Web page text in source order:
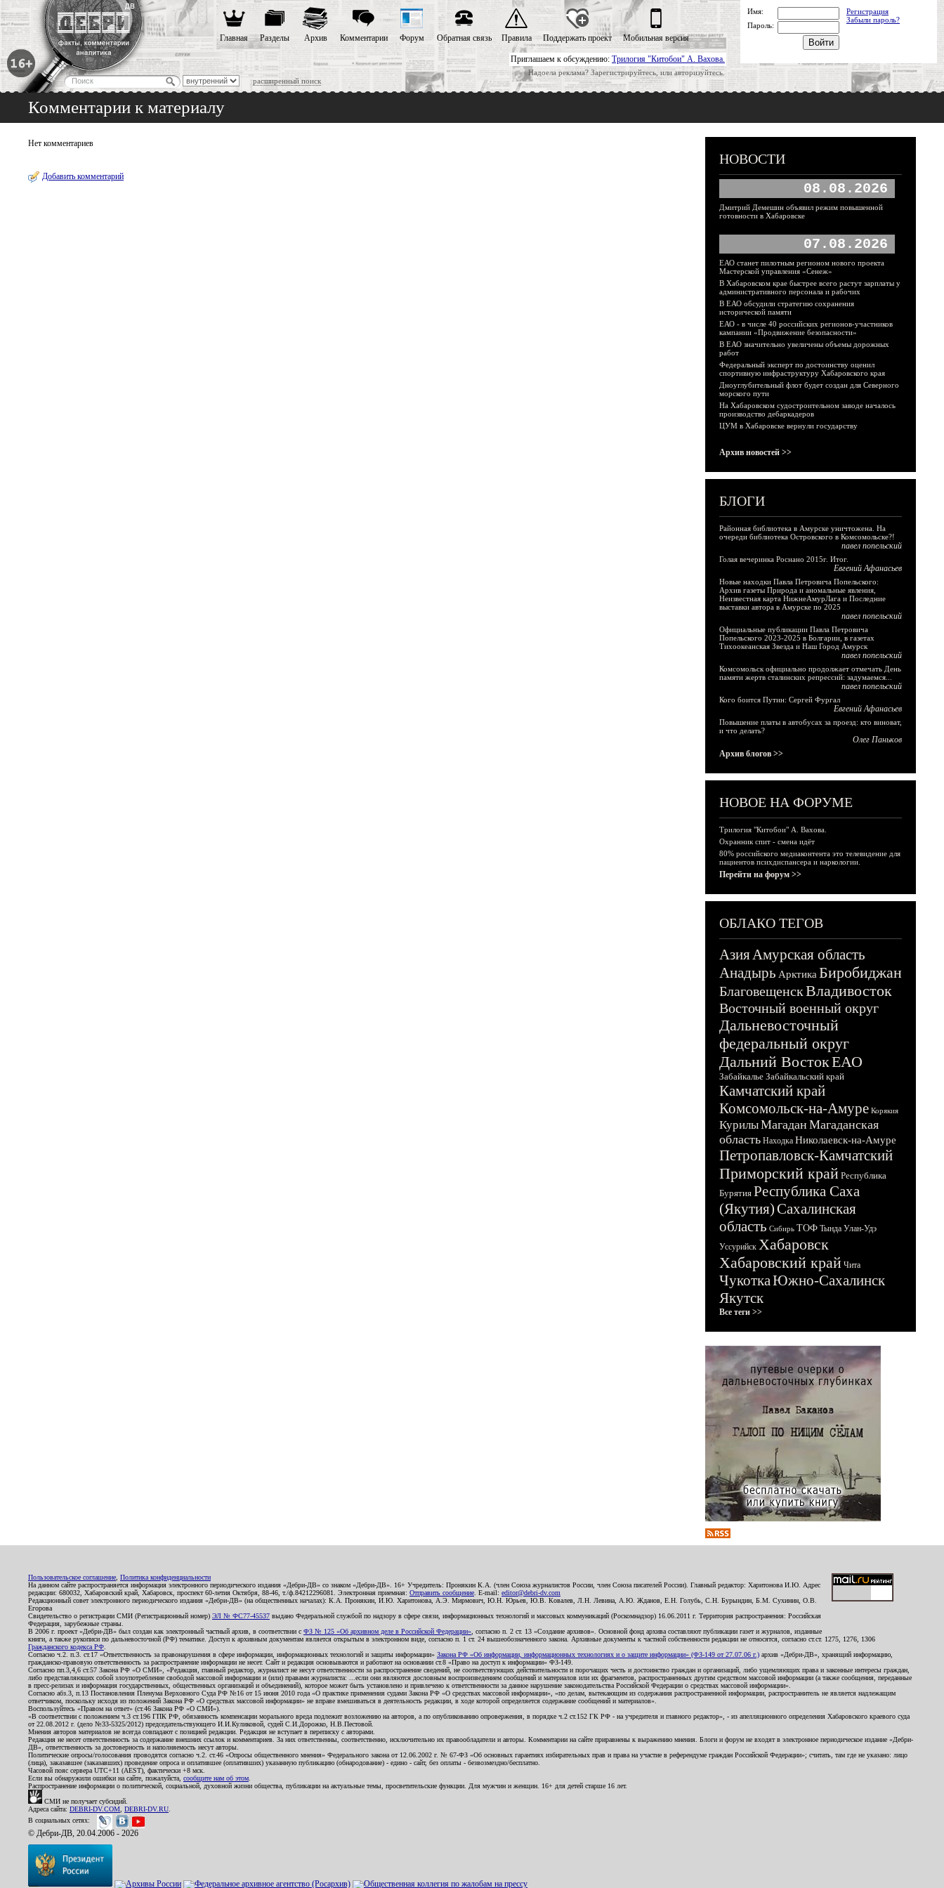
Приглашаем к обсуждению: Трилогия "Китобои" А. Вахова.
Надоела реклама? Зарегистрируйтесь, или авторизуйтесь.
расширенный поиск
Главная Разделы Архив Комментарии Форум Обратная связь Правила Поддержать проект Мобильная версия
Имя:
Регистрация
Забыли пароль?
Пароль:
Комментарии к материалу
Нет комментариев
Добавить комментарий
НОВОСТИ
08.08.2026
Дмитрий Демешин объявил режим повышенной
готовности в Хабаровске
07.08.2026
ЕАО станет пилотным регионом нового проекта
Мастерской управления «Сенеж»
В Хабаровском крае быстрее всего растут зарплаты у
административного персонала и рабочих
В ЕАО обсудили стратегию сохранения
исторической памяти
ЕАО - в числе 40 российских регионов-участников
кампании «Продвижение безопасности»
В ЕАО значительно увеличены объемы дорожных
работ
Федеральный эксперт по достоинству оценил
спортивную инфраструктуру Хабаровского края
Дноуглубительный флот будет создан для Северного
морского пути
На Хабаровском судостроительном заводе началось
производство дебаркадеров
ЦУМ в Хабаровске вернули государству
Архив новостей >>
БЛОГИ
Районная библиотека в Амурске уничтожена. На
очереди библиотека Островского в Комсомольске?!
павел попельский
Голая вечеринка Роснано 2015г. Итог.
Евгений Афанасьев
Новые находки Павла Петровича Попельского:
Архив газеты Природа и аномальные явления,
Неизвестная карта НижнеАмурЛага и Последние
выставки автора в Амурске по 2025
павел попельский
Официальные публикации Павла Петровича
Попельского 2023-2025 в Болгарии, в газетах
Тихоокеанская Звезда и Наш Город Амурск
павел попельский
Комсомольск официально продолжает отмечать День
памяти жертв сталинских репрессий: задумаемся...
павел попельский
Кого боится Путин: Сергей Фургал
Евгений Афанасьев
Повышение платы в автобусах за проезд: кто виноват,
и что делать?
Олег Паньков
Архив блогов >>
НОВОЕ НА ФОРУМЕ
Трилогия "Китобои" А. Вахова.
Охранник спит - смена идёт
80% российского медиаконтента это телевидение для
пациентов психдиспансера и наркологии.
Перейти на форум >>
ОБЛАКО ТЕГОВ
АзияАмурская область
Анадырь Арктика Биробиджан
БлаговещенскВладивосток
Восточный военный округ
Дальневосточный
федеральный округ
Дальний ВостокЕАО
Забайкалье Забайкальский край
Камчатский край
Комсомольск-на-Амуре Корякия
КурилыМагадан Магаданская
область Находка Николаевск-на-Амуре
Петропавловск-Камчатский
Приморский край Республика
Бурятия Республика Саха
(Якутия)Сахалинская
область Сибирь ТОФ Тында Улан-Удэ
Уссурийск Хабаровск
Хабаровский край Чита
ЧукоткаЮжно-Сахалинск
Якутск
Все теги >>
Пользовательское соглашение Политика конфиденциальности
На данном сайте распространяется информация электронного периодического издания «Дебри-ДВ» со знаком «Дебри-ДВ». 16+ Учредитель: Пронякин К.А. (член Союза журналистов России, член Союза писателей России). Главный редактор: Харитонова И.Ю. Адрес
редакции: 680032, Хабаровский край, Хабаровск, проспект 60-летия Октября, 88-46, т./ф.84212296081. Электронная приемная: Отправить сообщение . E-mail: editor@debri-dv.com
Редакционный совет электронного периодического издания «Дебри-ДВ» (на общественных началах): К.А. Пронякин, И.Ю. Харитонова, А.Э. Мирмович, Ю.Н. Юрьев, Ю.В. Ковалев, Л.Н. Левина, А.Ю. Жданов, Е.Н. Голубь, С.Н. Бурындин, Б.М. Сухинин, О.В.
Егорова
Свидетельство о регистрации СМИ (Регистрационный номер) ЭЛ № ФС77-45537 выдано Федеральной службой по надзору в сфере связи, информационных технологий и массовых коммуникаций (Роскомнадзор) 16.06.2011 г. Территория распространения: Российская
Федерация, зарубежные страны.
В 2006 г. проект «Дебри-ДВ» был создан как электронный частный архив, в соответствии с ФЗ № 125 «Об архивном деле в Российской Федерации» , согласно п. 2 ст. 13 «Создание архивов». Основной фонд архива составляют публикации газет и журналов, изданные
книги, а также рукописи по дальневосточной (РФ) тематике. Доступ к архивным документам является открытым в электронном виде, согласно п. 1 ст. 24 вышеобозначенного закона. Архивные документы к частной собственности редакции не относятся, согласно ст.ст. 1275, 1276, 1306
Гражданского кодекса РФ
Согласно ч.2. п.3. ст.17 «Ответственность за правонарушения в сфере информации, информационных технологий и защиты информации» Закона РФ «Об информации, информационных технологиях и о защите информации» (ФЗ-149 от 27.07.06 г.) архив «Дебри-ДВ», хранящий информацию,
гражданско-правовую ответственность за распространение информации не несет. Сайт и редакция основываются и работают на основании ст.8 «Право на доступ к информации» ФЗ-149.
Согласно пп.3,4,6 ст.57 Закона РФ «О СМИ», «Редакция, главный редактор, журналист не несут ответственности за распространение сведений, не соответствующих действительности и порочащих честь и достоинство граждан и организаций, либо ущемляющих права и законные интересы граждан,
либо представляющих собой злоупотребление свободой массовой информации и (или) правами журналиста: ...если они являются дословным воспроизведением сообщений и материалов или их фрагментов, распространенных другим средством массовой информации (а также сообщения, переданные
в пресс-релизах и информация государственных, общественных организаций и объединений), которое может быть установлено и привлечено к ответственности за данное нарушение законодательства Российской Федерации о средствах массовой информации».
Согласно абз.3, п.13 Постановления Пленума Верховного Суда РФ №16 от 15 июня 2010 года «О практике применения судами Закона РФ «О средствах массовой информации», «по делам, вытекающим из содержания распространенной информации, распространитель не является надлежащим
ответчиком, поскольку исходя из положений Закона РФ «О средствах массовой информации» не вправе вмешиваться в деятельность редакции, в ходе которой определяется содержание сообщений и материалов».
Воспользуйтесь «Правом на ответ» (ст.46 Закона РФ «О СМИ»).
«В соответствии с положением ч.3 ст.196 ГПК РФ, обязанность компенсации морального вреда подлежит возложению на авторов, а по опубликованию опровержения, в порядке ч.2 ст.152 ГК РФ - на учредителя и главного редактор», - из апелляционного определения Хабаровского краевого суда
от 22.08.2012 г. (дело №33-5325/2012) председательствующего И.И.Куликовой, судей С.И.Дорожко, Н.В.Пестовой.
Мнения авторов материалов не всегда совпадают с позицией редакции. Редакция не вступает в переписку с авторами.
Редакция не несет ответственность за содержание внешних ссылок и комментариев. За них ответственны, соответственно, исключительно их правообладатели и авторы. Комментарии на сайте приравнены к выражению мнения. Блоги и форум не входят в электронное периодическое издание «Дебри-
ДВ», ответственность за достоверность и наполняемость несут авторы.
Политические опросы/голосования проводятся согласно ч.2. ст.46 «Опросы общественного мнения» Федерального закона от 12.06.2002 г. № 67-ФЗ «Об основных гарантиях избирательных прав и права на участие в референдуме граждан Российской Федерации»; считать, там где не указано: лицо
(лица), заказавшее (заказавших) проведение опроса и оплатившее (оплативших) указанную публикацию (обнародование) - едино - сайт, без оплаты - безвозмездно/бесплатно.
Часовой пояс сервера UTC+11 (AEST), фактически +8 мск.
Если вы обнаружили ошибки на сайте, пожалуйста, сообщите нам об этом
Распространение информации о политической, социальной, духовной жизни общества, публикации на актуальные темы, просветительские функции. Для мужчин и женщин. 16+ для детей старше 16 лет.
СМИ не получает субсидий.
Адреса сайта: DEBRI-DV.COM DEBRI-DV.RU
В социальных сетях:
© Дебри-ДВ, 20.04.2006 - 2026